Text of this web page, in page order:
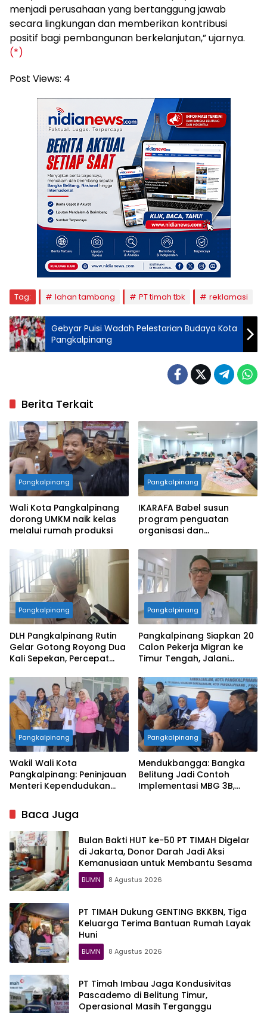
menjadi perusahaan yang bertanggung jawab
secara lingkungan dan memberikan kontribusi
positif bagi pembangunan berkelanjutan,” ujarnya.
(*)
Post Views: 4
Tag: lahan tambang PT timah tbk reklamasi
Gebyar Puisi Wadah Pelestarian Budaya Kota
Pangkalpinang
Berita Terkait
Pangkalpinang
Wali Kota Pangkalpinang
dorong UMKM naik kelas
melalui rumah produksi
Pangkalpinang
IKARAFA Babel susun
program penguatan
organisasi dan
Pangkalpinang
DLH Pangkalpinang Rutin
Gelar Gotong Royong Dua
Kali Sepekan, Percepat
Pangkalpinang
Pangkalpinang Siapkan 20
Calon Pekerja Migran ke
Timur Tengah, Jalani
Pangkalpinang
Wakil Wali Kota
Pangkalpinang: Peninjauan
Menteri Kependudukan
Standar Layanan MBG
Pangkalpinang
Mendukbangga: Bangka
Belitung Jadi Contoh
Implementasi MBG 3B,
Baca Juga
Bulan Bakti HUT ke-50 PT TIMAH Digelar
di Jakarta, Donor Darah Jadi Aksi
Kemanusiaan untuk Membantu Sesama
BUMN 8 Agustus 2026
PT TIMAH Dukung GENTING BKKBN, Tiga
Keluarga Terima Bantuan Rumah Layak
Huni
BUMN 8 Agustus 2026
PT Timah Imbau Jaga Kondusivitas
Pascademo di Belitung Timur,
Operasional Masih Terganggu